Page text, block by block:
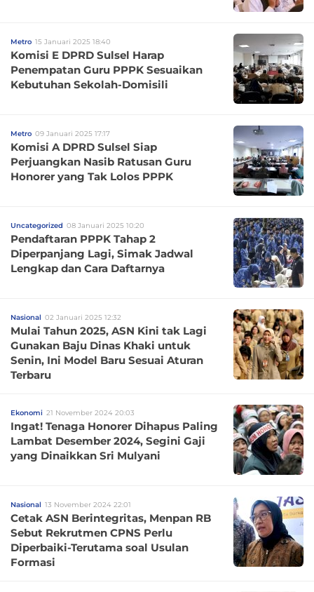
Metro 15 Januari 2025 18:40
Komisi E DPRD Sulsel Harap
Penempatan Guru PPPK Sesuaikan
Kebutuhan Sekolah-Domisili
Metro 09 Januari 2025 17:17
Komisi A DPRD Sulsel Siap
Perjuangkan Nasib Ratusan Guru
Honorer yang Tak Lolos PPPK
Uncategorized 08 Januari 2025 10:20
Pendaftaran PPPK Tahap 2
Diperpanjang Lagi, Simak Jadwal
Lengkap dan Cara Daftarnya
Nasional 02 Januari 2025 12:32
Mulai Tahun 2025, ASN Kini tak Lagi
Gunakan Baju Dinas Khaki untuk
Senin, Ini Model Baru Sesuai Aturan
Terbaru
Ekonomi 21 November 2024 20:03
Ingat! Tenaga Honorer Dihapus Paling
Lambat Desember 2024, Segini Gaji
yang Dinaikkan Sri Mulyani
Nasional 13 November 2024 22:01
Cetak ASN Berintegritas, Menpan RB
Sebut Rekrutmen CPNS Perlu
Diperbaiki-Terutama soal Usulan
Formasi